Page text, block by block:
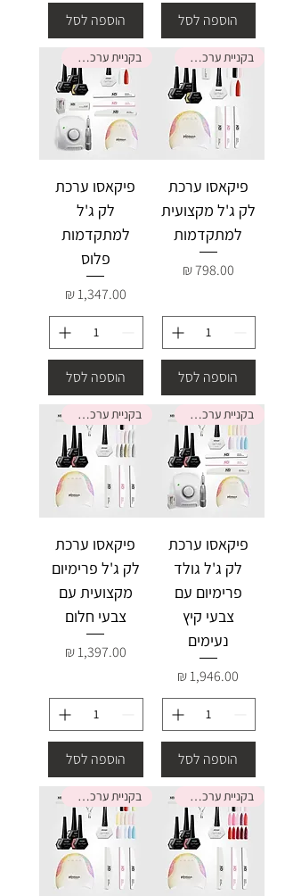
הוספה לסל הוספה לסל
בקניית ערכה קבלי מתנה
פיקאסו ערכת
לק ג'ל מקצועית
למתקדמות
מחיר
הוספה לסל
בקניית ערכה קבלי מתנה
פיקאסו ערכת
לק ג'ל
למתקדמות
פלוס
מחיר
הוספה לסל
בקניית ערכה קבלי מתנה
פיקאסו ערכת
לק ג'ל גולד
פרימיום עם
צבעי קיץ
נעימים
מחיר
הוספה לסל
בקניית ערכה קבלי מתנה
פיקאסו ערכת
לק ג'ל פרימיום
מקצועית עם
צבעי חלום
מחיר
הוספה לסל
בקניית ערכה קבלי מתנה בקניית ערכה קבלי מתנה